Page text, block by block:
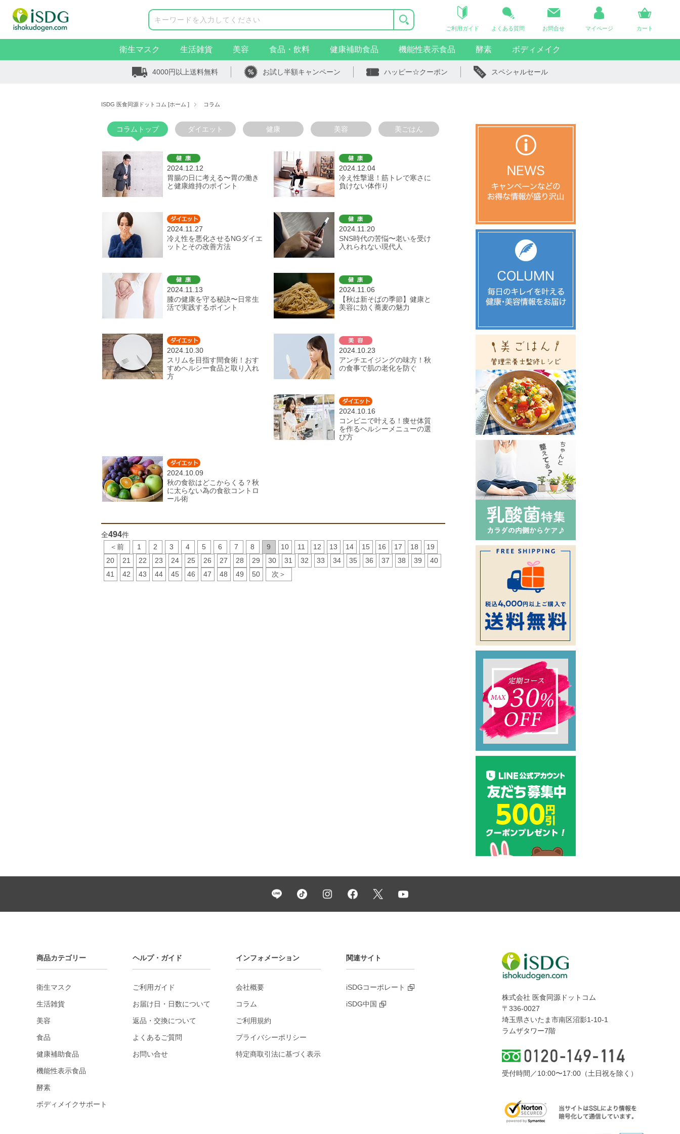
ご利用ガイド よくある質問 お問合せ マイページ カート
衛生マスク 生活雑貨 美容 食品・飲料 健康補助食品 機能性表示食品 酵素 ボディメイク
4000円以上送料無料 お試し半額キャンペーン ハッピー☆クーポン スペシャルセール
ISDG 医食同源ドットコム [ホーム ] コラム
コラムトップ ダイエット 健康 美容 美ごはん
2024.12.12
胃腸の日に考える〜胃の働き
と健康維持のポイント
2024.12.04
冷え性撃退！筋トレで寒さに
負けない体作り
2024.11.27
冷え性を悪化させるNGダイエ
ットとその改善方法
2024.11.20
SNS時代の苦悩〜老いを受け
入れられない現代人
2024.11.13
膝の健康を守る秘訣〜日常生
活で実践するポイント
2024.11.06
【秋は新そばの季節】健康と
美容に効く蕎麦の魅力
2024.10.30
スリムを目指す間食術！おす
すめヘルシー食品と取り入れ
方
2024.10.23
アンチエイジングの味方！秋
の食事で肌の老化を防ぐ
2024.10.16
コンビニで叶える！痩せ体質
を作るヘルシーメニューの選
び方
2024.10.09
秋の食欲はどこからくる？秋
に太らない為の食欲コントロ
ール術
全494件
＜前
1 2 3 4 5 6 7 8 9 10 11 12 13 14 15 16 17 18
19
20
21 22 23 24 25 26 27 28 29 30 31 32 33 34 35 36 37 38 39
40
41
42 43 44 45 46 47 48 49 50 次＞
商品カテゴリー
衛生マスク
生活雑貨
美容
食品
健康補助食品
機能性表示食品
酵素
ボディメイクサポート
ヘルプ・ガイド
ご利用ガイド
お届け日・日数について
返品・交換について
よくあるご質問
お問い合せ
インフォメーション
会社概要
コラム
ご利用規約
プライバシーポリシー
特定商取引法に基づく表示
関連サイト
iSDGコーポレート
iSDG中国
株式会社 医食同源ドットコム
〒336-0027
埼玉県さいたま市南区沼影1-10-1
ラムザタワー7階
受付時間／10:00〜17:00（土日祝を除く）